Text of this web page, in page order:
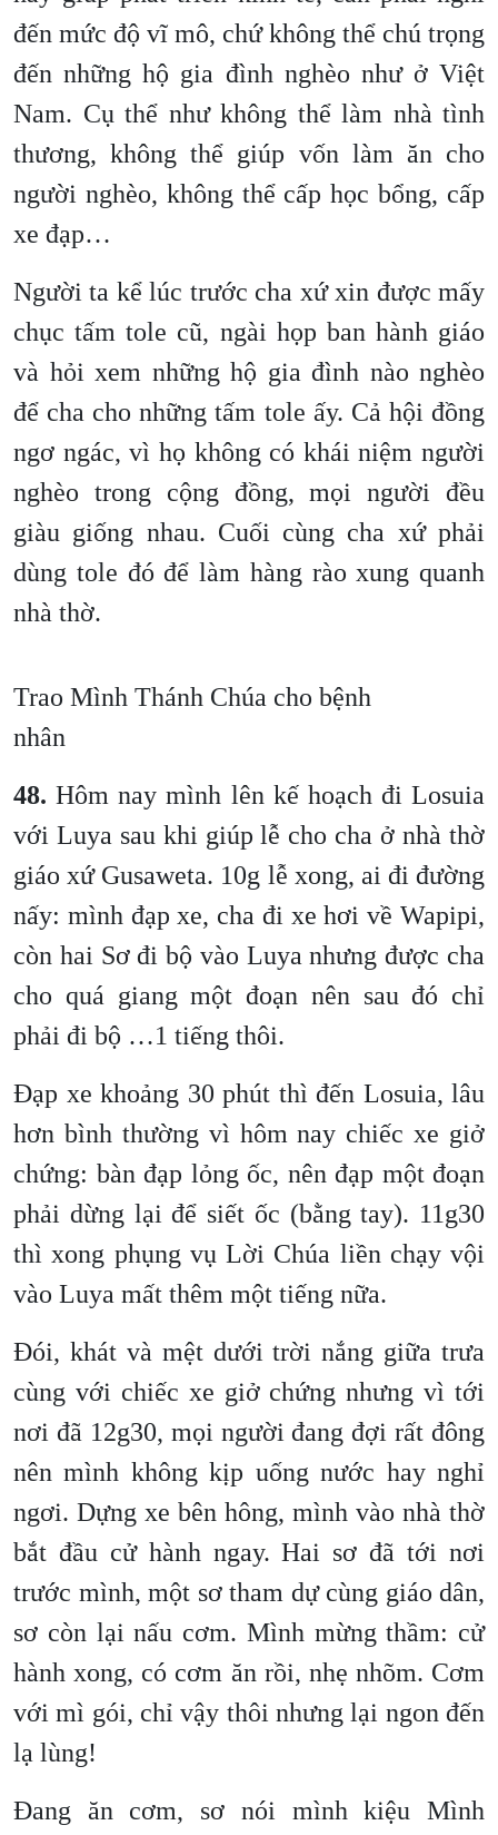
đến mức độ vĩ mô, chứ không thể chú trọng
đến những hộ gia đình nghèo như ở Việt
Nam. Cụ thể như không thể làm nhà tình
thương, không thể giúp vốn làm ăn cho
người nghèo, không thể cấp học bổng, cấp
xe đạp…
Người ta kể lúc trước cha xứ xin được mấy
chục tấm tole cũ, ngài họp ban hành giáo
và hỏi xem những hộ gia đình nào nghèo
để cha cho những tấm tole ấy. Cả hội đồng
ngơ ngác, vì họ không có khái niệm người
nghèo trong cộng đồng, mọi người đều
giàu giống nhau. Cuối cùng cha xứ phải
dùng tole đó để làm hàng rào xung quanh
nhà thờ.
Trao Mình Thánh Chúa cho bệnh
nhân
48. Hôm nay mình lên kế hoạch đi Losuia
với Luya sau khi giúp lễ cho cha ở nhà thờ
giáo xứ Gusaweta. 10g lễ xong, ai đi đường
nấy: mình đạp xe, cha đi xe hơi về Wapipi,
còn hai Sơ đi bộ vào Luya nhưng được cha
cho quá giang một đoạn nên sau đó chỉ
phải đi bộ …1 tiếng thôi.
Đạp xe khoảng 30 phút thì đến Losuia, lâu
hơn bình thường vì hôm nay chiếc xe giở
chứng: bàn đạp lỏng ốc, nên đạp một đoạn
phải dừng lại để siết ốc (bằng tay). 11g30
thì xong phụng vụ Lời Chúa liền chạy vội
vào Luya mất thêm một tiếng nữa.
Đói, khát và mệt dưới trời nắng giữa trưa
cùng với chiếc xe giở chứng nhưng vì tới
nơi đã 12g30, mọi người đang đợi rất đông
nên mình không kịp uống nước hay nghỉ
ngơi. Dựng xe bên hông, mình vào nhà thờ
bắt đầu cử hành ngay. Hai sơ đã tới nơi
trước mình, một sơ tham dự cùng giáo dân,
sơ còn lại nấu cơm. Mình mừng thầm: cử
hành xong, có cơm ăn rồi, nhẹ nhõm. Cơm
với mì gói, chỉ vậy thôi nhưng lại ngon đến
lạ lùng!
Đang ăn cơm, sơ nói mình kiệu Mình